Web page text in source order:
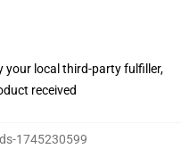
your local third-party fulfiller,
received
1745230599